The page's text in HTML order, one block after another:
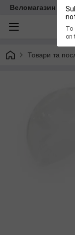
To
on
Веломагазин
Товари та